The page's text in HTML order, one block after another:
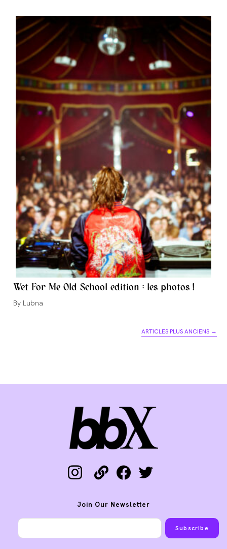
la
publication :
Wet For Me Old School edition : les photos !
Auteur/autrice
Lubna
ARTICLES PLUS ANCIENS →
instagram
link facebooktwitter
Join Our Newsletter